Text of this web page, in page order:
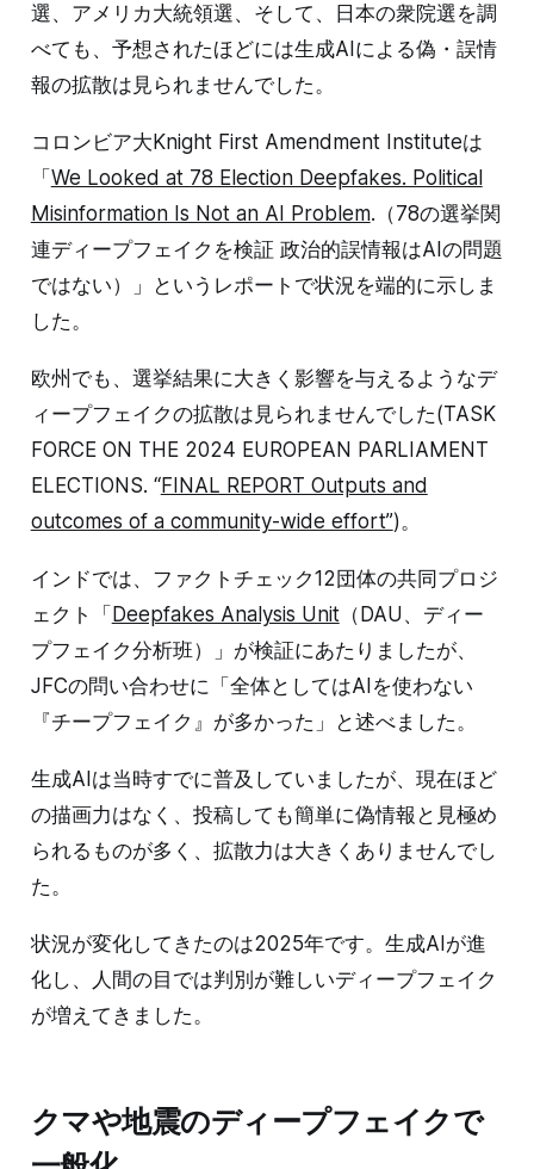
選、アメリカ大統領選、そして、日本の衆院選を調
べても、予想されたほどには生成AIによる偽・誤情
報の拡散は見られませんでした。
コロンビア大Knight First Amendment Instituteは
「 We Looked at 78 Election Deepfakes. Political
Misinformation Is Not an AI Problem.（78の選挙関
連ディープフェイクを検証 政治的誤情報はAIの問題
ではない）」というレポートで状況を端的に示しま
した。
欧州でも、選挙結果に大きく影響を与えるようなデ
ィープフェイクの拡散は見られませんでした(TASK
FORCE ON THE 2024 EUROPEAN PARLIAMENT
ELECTIONS. “FINAL REPORT Outputs and
outcomes of a community-wide effort”)。
インドでは、ファクトチェック12団体の共同プロジ
ェクト「 Deepfakes Analysis Unit（DAU、ディー
プフェイク分析班）」が検証にあたりましたが、
JFCの問い合わせに「全体としてはAIを使わない
『チープフェイク』が多かった」と述べました。
生成AIは当時すでに普及していましたが、現在ほど
の描画力はなく、投稿しても簡単に偽情報と見極め
られるものが多く、拡散力は大きくありませんでし
た。
状況が変化してきたのは2025年です。生成AIが進
化し、人間の目では判別が難しいディープフェイク
が増えてきました。
クマや地震のディープフェイクで